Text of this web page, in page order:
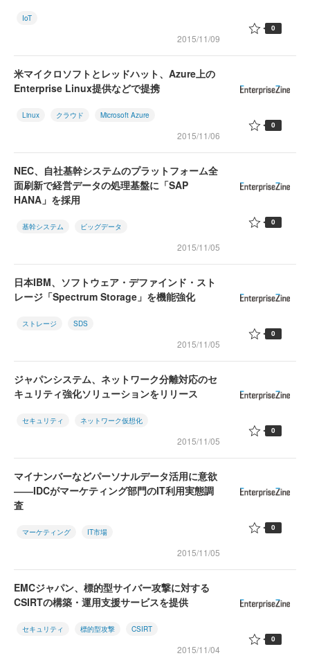
IoT
2015/11/09
0
米マイクロソフトとレッドハット、Azure上の
Enterprise Linux提供などで提携
Linux クラウド Microsoft Azure
2015/11/06
0
NEC、自社基幹システムのプラットフォーム全
面刷新で経営データの処理基盤に「SAP
HANA」を採用
基幹システム ビッグデータ
2015/11/05
0
日本IBM、ソフトウェア・デファインド・スト
レージ「Spectrum Storage」を機能強化
ストレージ SDS
2015/11/05
0
ジャパンシステム、ネットワーク分離対応のセ
キュリティ強化ソリューションをリリース
セキュリティ ネットワーク仮想化
2015/11/05
0
マイナンバーなどパーソナルデータ活用に意欲
――IDCがマーケティング部門のIT利用実態調
査
マーケティング IT市場
2015/11/05
0
EMCジャパン、標的型サイバー攻撃に対する
CSIRTの構築・運用支援サービスを提供
セキュリティ 標的型攻撃 CSIRT
2015/11/04
0